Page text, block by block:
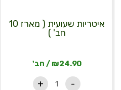
איטריות שעועית ( מארז 10
חב' )
₪24.90 / חב'
-
)
+